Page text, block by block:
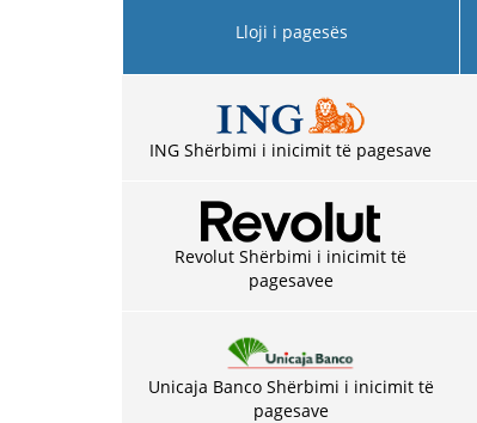
Lloji i pagesës
ING Shërbimi i inicimit të pagesave
Revolut Shërbimi i inicimit të
pagesavee
Unicaja Banco Shërbimi i inicimit të
pagesave